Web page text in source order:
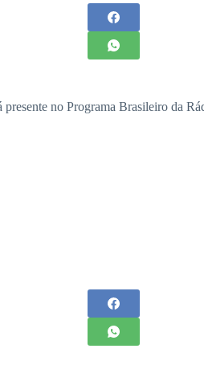
presente no Programa Brasileiro da